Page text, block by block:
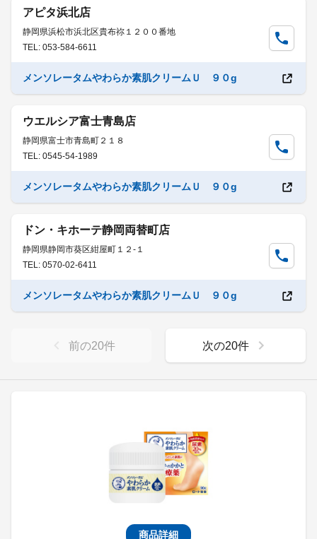
商品詳細
アピタ浜北店
静岡県浜松市浜北区貴布祢１２００番地
TEL: 053-584-6611
メンソレータムやわらか素肌クリームＵ ９０g
ウエルシア富士青島店
静岡県富士市青島町２１８
TEL: 0545-54-1989
メンソレータムやわらか素肌クリームＵ ９０g
ドン・キホーテ静岡両替町店
静岡県静岡市葵区紺屋町１２-１
TEL: 0570-02-6411
メンソレータムやわらか素肌クリームＵ ９０g
前の20件 次の20件